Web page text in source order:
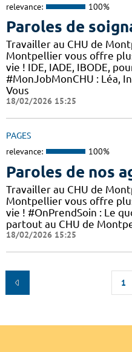
relevance: 100%
Paroles de
Travailler au CHU de
Montpellier vous offre
vie ! IDE, IADE, IBODE,
#MonJobMonCHU : Léa,
Vous
18/02/2026 15:25
PAGES
relevance: 100%
Paroles de nos
Travailler au CHU de
Montpellier vous offre
vie ! #OnPrendSoin : Le
partout au CHU de
18/02/2026 15:25
1